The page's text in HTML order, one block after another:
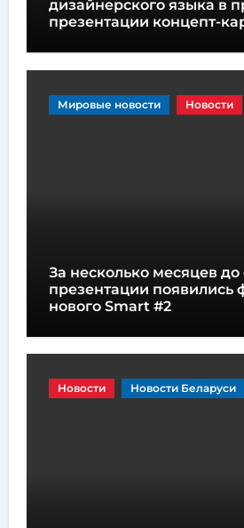
дизайнерского языка в
презентации концепт-
Мировые новости Новости
За несколько месяцев до
презентации появились
нового Smart #2
Новости Новости Беларуси